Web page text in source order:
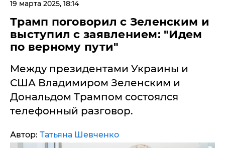
19 марта 2025, 18:14
​Трамп поговорил с Зеленским и
выступил с заявлением: "Идем
по верному пути"
Между президентами Украины и
США Владимиром Зеленским и
Дональдом Трампом состоялся
телефонный разговор.
Автор: Татьяна Шевченко